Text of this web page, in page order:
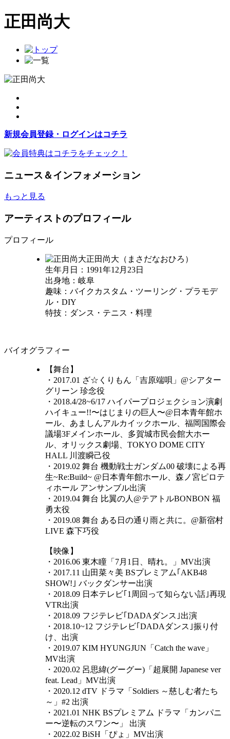
正田尚大
新規会員登録・ログインはコチラ
ニュース＆インフォメーション
もっと見る
アーティストのプロフィール
プロフィール
正田尚大（まさだなおひろ）
生年月日：1991年12月23日
出身地：岐阜
趣味：バイクカスタム・ツーリング・プラモデ
ル・DIY
特技：ダンス・テニス・料理
バイオグラフィー
【舞台】
・2017.01 ざ☆くりもん「吉原端唄」@シアター
グリーン 珍念役
・2018.4/28~6/17 ハイパープロジェクション演劇
ハイキュー!!〜はじまりの巨人〜@日本青年館ホ
ール、あましんアルカイックホール、福岡国際会
議場3Fメインホール、多賀城市民会館大ホー
ル、オリックス劇場、TOKYO DOME CITY
HALL 川渡瞬己役
・2019.02 舞台 機動戦士ガンダム00 破壊による再
生~Re:Build~ @日本青年館ホール、森ノ宮ピロテ
ィホール アンサンブル出演
・2019.04 舞台 比翼の人@テアトルBONBON 福
勇太役
・2019.08 舞台 ある日の通り雨と共に。@新宿村
LIVE 森下巧役
【映像】
・2016.06 東木瞳「7月1日、晴れ。」MV出演
・2017.11 山田菜々美 BSプレミアム｢AKB48
SHOW!｣ バックダンサー出演
・2018.09 日本テレビ｢1周回って知らない話｣再現
VTR出演
・2018.09 フジテレビ｢DADAダンス｣出演
・2018.10~12 フジテレビ｢DADAダンス｣振り付
け、出演
・2019.07 KIM HYUNGJUN「Catch the wave」
MV出演
・2020.02 呂思緯(グーグー)「超展開 Japanese ver
feat. Lead」MV出演
・2020.12 dTV ドラマ「Soldiers ～慈しむ者たち
～」#2 出演
・2021.01 NHK BSプレミアム ドラマ「カンパニ
ー〜逆転のスワン〜」 出演
・2022.02 BiSH「ぴょ」MV出演